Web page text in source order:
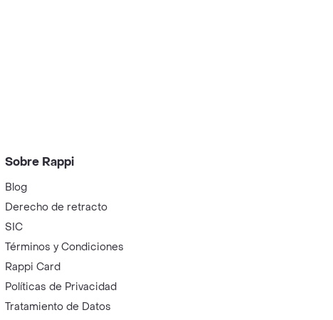
Sobre Rappi
Blog
Derecho de retracto
SIC
Términos y Condiciones
Rappi Card
Políticas de Privacidad
Tratamiento de Datos